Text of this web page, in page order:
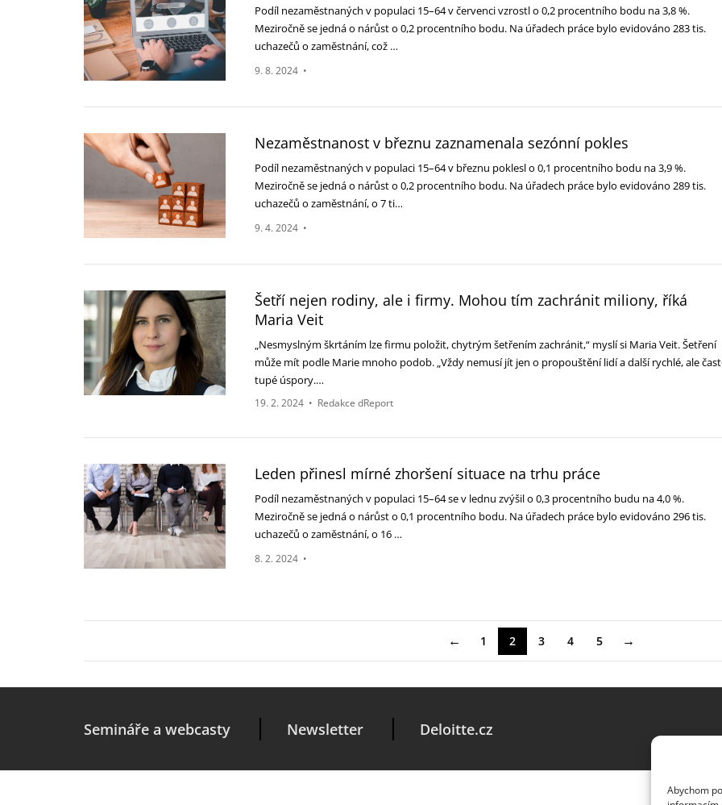
Abychom
Podíl nezaměstnaných v populaci 15–64 v červenci vzrostl o 0,2 procentního bodu na 3,8 %.
Meziročně se jedná o nárůst o 0,2 procentního bodu. Na úřadech práce bylo evidováno 283 tis.
uchazečů o zaměstnání, což …
9. 8. 2024 •
Nezaměstnanost v březnu zaznamenala sezónní pokles
Podíl nezaměstnaných v populaci 15–64 v březnu poklesl o 0,1 procentního bodu na 3,9 %.
Meziročně se jedná o nárůst o 0,2 procentního bodu. Na úřadech práce bylo evidováno 289 tis.
uchazečů o zaměstnání, o 7 ti…
9. 4. 2024 •
Šetří nejen rodiny, ale i firmy. Mohou tím zachránit miliony, říká
Maria Veit
„Nesmyslným škrtáním lze firmu položit, chytrým šetřením zachránit,“ myslí si Maria Veit. Šetření
může mít podle Marie mnoho podob. „Vždy nemusí jít jen o propouštění lidí a další rychlé, ale
tupé úspory.…
19. 2. 2024 • Redakce dReport
Leden přinesl mírné zhoršení situace na trhu práce
Podíl nezaměstnaných v populaci 15–64 se v lednu zvýšil o 0,3 procentního budu na 4,0 %.
Meziročně se jedná o nárůst o 0,1 procentního bodu. Na úřadech práce bylo evidováno 296 tis.
uchazečů o zaměstnání, o 16 …
8. 2. 2024 •
← 1 2 3 4 5 →
Semináře a webcasty Newsletter Deloitte.cz